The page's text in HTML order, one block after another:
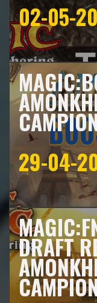
02-05-
29-04-
DRAFT